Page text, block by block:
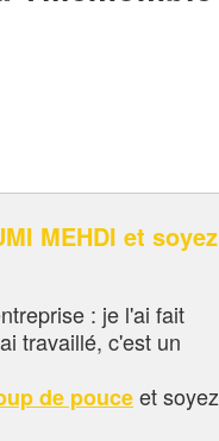
MEHDI et soyez
: je l'ai fait
travaillé, c'est un
de pouceet soyez